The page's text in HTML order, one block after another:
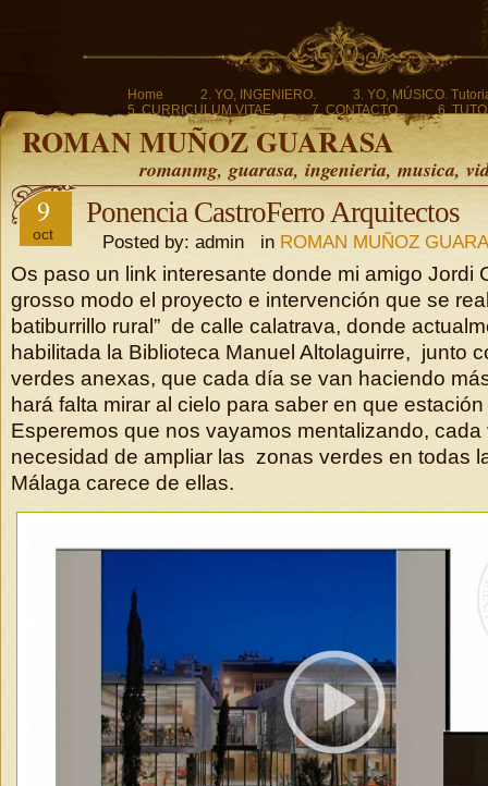
Home 2. YO, INGENIERO.
3. YO, MÚSICO.
5. CURRICULUM VITAE.
7. CONTACTO. 6.
ROMAN MUÑOZ GUARASA
romanmg, guarasa, ingenieria, musica,
9
oct
Ponencia CastroFerro Arquitectos
Posted by: admin in ROMAN MUÑOZ
Os paso un link interesante donde mi amigo Jordi
grosso modo el proyecto e intervención que se
batiburrillo rural” de calle calatrava, donde
habilitada la Biblioteca Manuel Altolaguirre, junto
verdes anexas, que cada día se van haciendo
hará falta mirar al cielo para saber en que estación
Esperemos que nos vayamos mentalizando, cada
necesidad de ampliar las zonas verdes en todas
Málaga carece de ellas.